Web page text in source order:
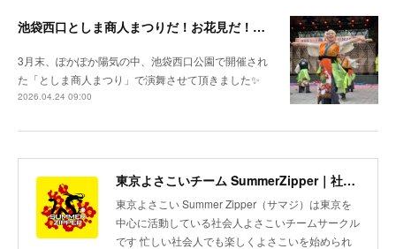
池袋西口としま商人まつりだ！お花見だ！新作レッスンだ！
3月末、ぽかぽか陽気の中、池袋西口公園で開催され
た「としま商人まつり」で演舞させて頂きました✨
2026.04.24 09:00
東京よさこいチーム SummerZipper｜社会人サークル 初心者歓迎・メンバー募集中
東京よさこい Summer Zipper（サマジ）は東京を
中心に活動している社会人よさこいチームサークル
です 忙しい社会人でも楽しくよさこいを始められ